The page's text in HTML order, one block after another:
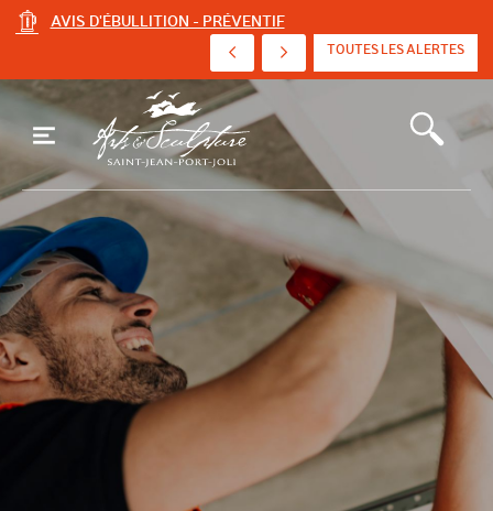
AVIS D'ÉBULLITION - PRÉVENTIF
AVIS D'ÉBULLITION PRÉVENTIF - AVENUE DE ...
TOUTES LES ALERTES